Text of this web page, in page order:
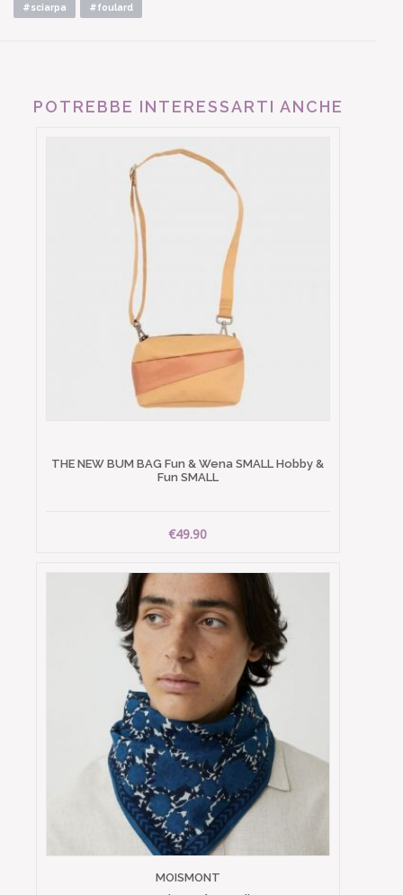
#sciarpa #foulard
POTREBBE INTERESSARTI ANCHE
THE NEW BUM BAG Fun & Wena SMALL Hobby &
Fun SMALL
€49.90
MOISMONT